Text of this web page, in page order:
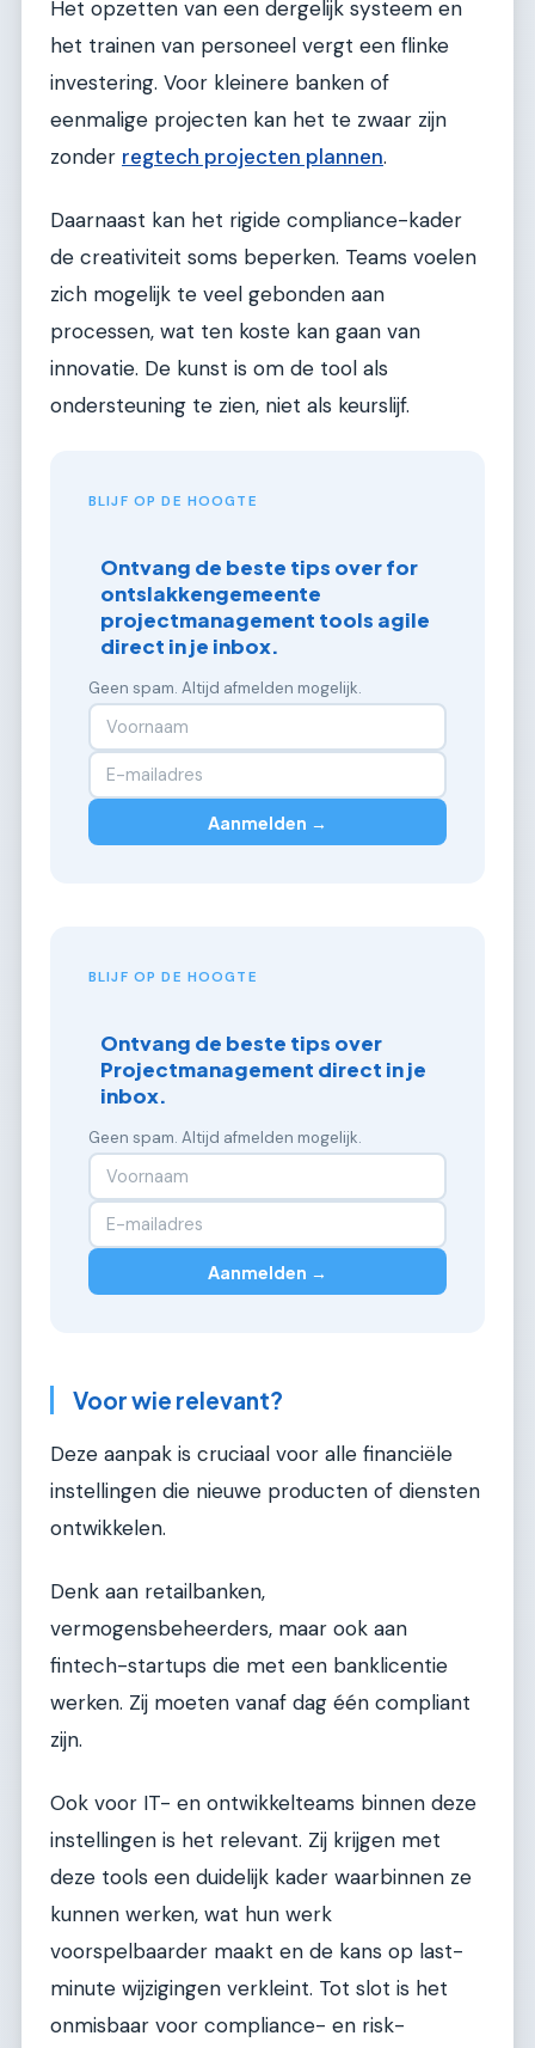
Het opzetten van een dergelijk systeem en
het trainen van personeel vergt een flinke
investering. Voor kleinere banken of
eenmalige projecten kan het te zwaar zijn
zonder regtech projecten plannen.
Daarnaast kan het rigide compliance-kader
de creativiteit soms beperken. Teams voelen
zich mogelijk te veel gebonden aan
processen, wat ten koste kan gaan van
innovatie. De kunst is om de tool als
ondersteuning te zien, niet als keurslijf.
BLIJF OP DE HOOGTE
Ontvang de beste tips over for
ontslakkengemeente
projectmanagement tools agile
direct in je inbox.
Geen spam. Altijd afmelden mogelijk.
Aanmelden →
BLIJF OP DE HOOGTE
Ontvang de beste tips over
Projectmanagement direct in je
inbox.
Geen spam. Altijd afmelden mogelijk.
Aanmelden →
Voor wie relevant?
Deze aanpak is cruciaal voor alle financiële
instellingen die nieuwe producten of diensten
ontwikkelen.
Denk aan retailbanken,
vermogensbeheerders, maar ook aan
fintech-startups die met een banklicentie
werken. Zij moeten vanaf dag één compliant
zijn.
Ook voor IT- en ontwikkelteams binnen deze
instellingen is het relevant. Zij krijgen met
deze tools een duidelijk kader waarbinnen ze
kunnen werken, wat hun werk
voorspelbaarder maakt en de kans op last-
minute wijzigingen verkleint. Tot slot is het
onmisbaar voor compliance- en risk-